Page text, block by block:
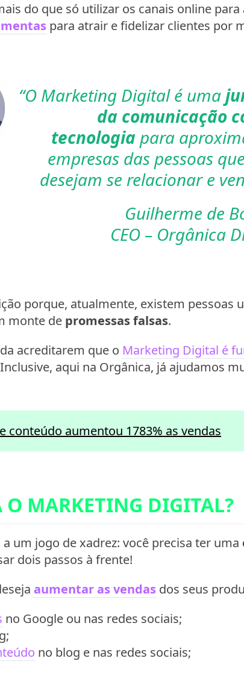
do que só utilizar os canais online para
para atrair e fidelizar clientes por
“O Marketing Digital é uma
da comunicação
tecnologia para
empresas das pessoas
desejam se relacionar e
Guilherme de
CEO – Orgânica
porque, atualmente, existem pessoas
monte de promessas falsas.
acreditarem que o Marketing Digital é
aqui na Orgânica, já ajudamos
conteúdo aumentou 1783% as vendas
MARKETING DIGITAL?
a um jogo de xadrez: você precisa ter uma
dois passos à frente!
aumentar as vendas dos seus
no Google ou nas redes sociais;
no blog e nas redes sociais;